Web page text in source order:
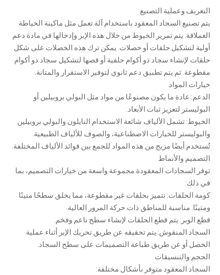
التعريف وعملية التصنيع
يتم تصنيع السجاد المعقود باستخدام آلة تعمل مثل ماكينة الخياطة
العملاقة. يتم تمرير الخيوط من خلال هذه الإبر وإدخالها في مادة دعم
أولية لتشكيل حلقات أو خصلات. يمكن ترك هذه الخصلات على شكل
حلقات لإنشاء سجاد ذو أكوام حلقية أو قصها لتشكيل سجاد ذو أكوام
مقطوعة. ثم يتم تطبيق دعم ثانوي لتوفير الاستقرار والمتانة.
خيارات المواد
الدعم: عادة ما يكون مصنوعًا من مواد مثل البولي بروبيلين أو
البوليستر لتعزيز ثبات الأبعاد.
الخيوط: تشمل الألياف شائعة الاستخدام النايلون والبولي بروبيلين
والبوليستر للخيارات الاصطناعية، والصوف للألياف الطبيعية.
تُستخدم أيضًا مزيج من هذه المواد للجمع بين فوائد الألياف المختلفة.
التصميم والأنماط
توفر السجادات المعقودة مجموعة واسعة من خيارات التصميم، بما
في ذلك:
كومة الحلقات: تتميز بحلقات غير مقطوعة، مما يخلق سطحًا متينًا
ومتينًا. مناسبة للمناطق ذات حركة المرور العالية.
قطع الوبر: يتم قطع الحلقات لإنشاء سطح ناعم وفخم.
السجاد المنقوش: يتم تحقيقه عن طريق تحريك الإبر أثناء عملية
الخصل أو عن طريق طباعة التصميمات على سطح السجاد.
الحجم والتنسيقات
السجاد المعقود متوفر بأشكال مختلفة: